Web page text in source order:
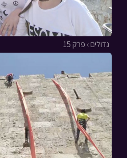
גדולים › פרק 15